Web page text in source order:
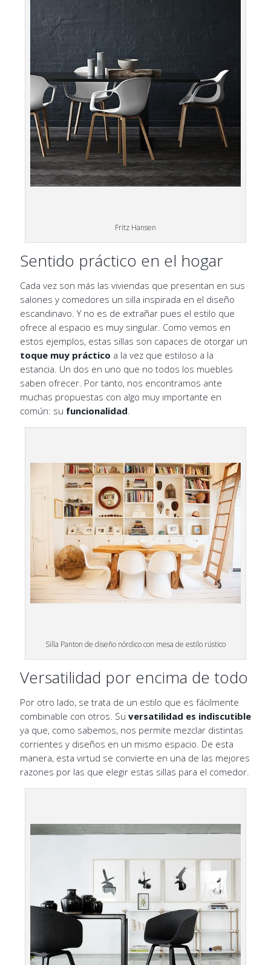
Fritz Hansen
Sentido práctico en el hogar
Cada vez son más las viviendas que presentan en sus
salones y comedores un silla inspirada en el diseño
escandinavo. Y no es de extrañar pues el estilo que
ofrece al espacio es muy singular. Como vemos en
estos ejemplos, estas sillas son capaces de otorgar un
toque muy práctico a la vez que estiloso a la
estancia. Un dos en uno que no todos los muebles
saben ofrecer. Por tanto, nos encontramos ante
muchas propuestas con algo muy importante en
común: su funcionalidad.
Silla Panton de diseño nórdico con mesa de estilo rústico
Versatilidad por encima de todo
Por otro lado, se trata de un estilo que es fácilmente
combinable con otros. Su versatilidad es indiscutible
ya que, como sabemos, nos permite mezclar distintas
corrientes y diseños en un mismo espacio. De esta
manera, esta virtud se convierte en una de las mejores
razones por las que elegir estas sillas para el comedor.